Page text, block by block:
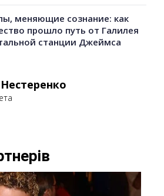
меняющие сознание: как
прошло путь от Галилея
станции Джеймса
Нестеренко